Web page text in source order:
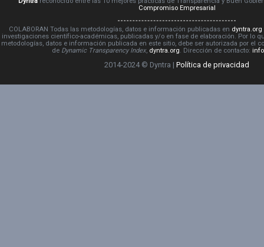
Compromiso Empresarial
COLABORAN Todas las metodologías, datos e información publicadas en dyntra.org
investigaciones científico-académicas, publicadas y/o en fase de elaboración. Por lo
metodologías, datos e información publicada en este sitio, debe ser autorizada por el
de Dynamic Transparency Index, dyntra.org. Dirección de contacto:
2014-2024 © Dyntra | Política de privacidad